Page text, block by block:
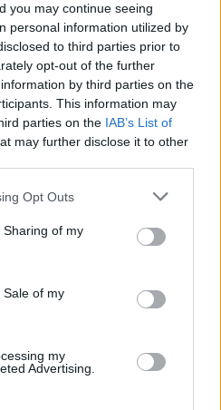
you may continue seeing
personal information utilized by
to third parties prior to
opt-out of the further
by third parties on the
This information may
parties on the IAB’s List of
may further disclose it to other
app uses one or more Google
behaviour. You may click to
and its third-party tags to
purposes in below Google
Opt Outs
of my
of my
my
Advertising.
íme a mérleg!
szükségesek